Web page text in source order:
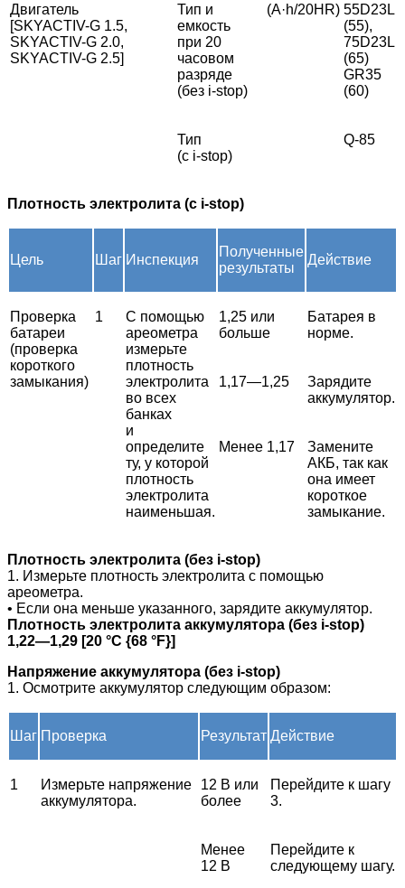
Двигатель
[SKYACTIV-G 1.5,
SKYACTIV-G 2.0,
SKYACTIV-G 2.5]
Тип и
емкость
при 20
часовом
разряде
(без i-stop)
(A·h/20HR) 55D23L
(55),
75D23L
(65)
GR35
(60)
Тип
(с i-stop)
Q-85
Плотность электролита (с i-stop)
Цель Шаг Инспекция
Полученные
результаты
Действие
Проверка
батареи
(проверка
короткого
замыкания)
1
С помощью
ареометра
измерьте
плотность
электролита
во всех
банках
и
определите
ту, у которой
плотность
электролита
наименьшая.
1,25 или
больше
Батарея в
норме.
1,17—1,25
Зарядите
аккумулятор.
Менее 1,17
Замените
АКБ, так как
она имеет
короткое
замыкание.
Плотность электролита (без i-stop)
1. Измерьте плотность электролита с помощью
ареометра.
• Если она меньше указанного, зарядите аккумулятор.
Плотность электролита аккумулятора (без i-stop)
1,22—1,29 [20 °С {68 °F}]
Напряжение аккумулятора (без i-stop)
1. Осмотрите аккумулятор следующим образом:
Шаг Проверка Результат Действие
1
Измерьте напряжение
аккумулятора.
12 В или
более
Перейдите к шагу
3.
Менее
12 В
Перейдите к
следующему шагу.